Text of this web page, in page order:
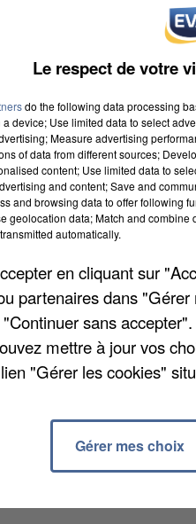
à 8h00
à 18h59
Le respect de votre
do the following data processing
device; Use limited data to select
Measure advertising
of data from different sources;
content; Use limited data to
and content; Save and
and browsing data to offer following
geolocation data; Match and
automatically.
en cliquant sur
partenaires dans
sans
mettre à jour vos
"Gérer les cookies"
Gérer mes choix